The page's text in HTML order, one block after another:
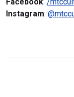
Instagram: